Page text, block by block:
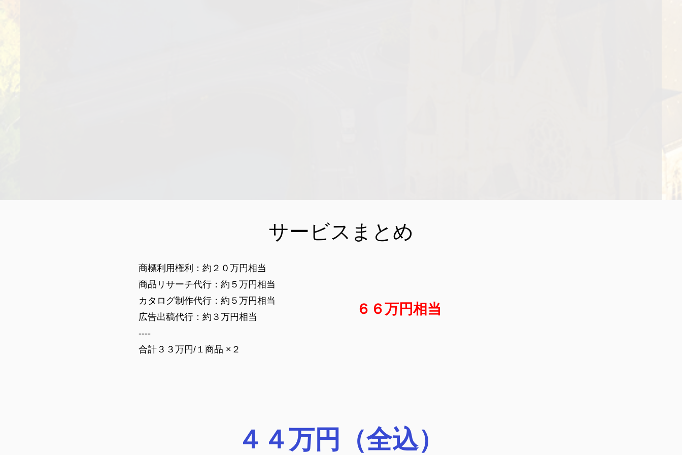
サービスまとめ
商標利用権利：約２０万円相当
商品リサーチ代行：約５万円相当
カタログ制作代行​：約５万円相当
広告出稿代行：​約３万円相当
----
​合計３３万円/１商品 ×２
６６万円相当
４４万円（全込）